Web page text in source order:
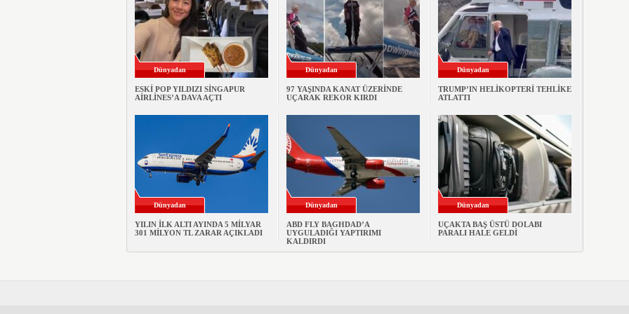
Dünyadan
ESKİ POP YILDIZI SİNGAPUR
AİRLİNES’A DAVA AÇTI
Dünyadan
97 YAŞINDA KANAT ÜZERİNDE
UÇARAK REKOR KIRDI
Dünyadan
TRUMP’IN HELİKOPTERİ TEHLİKE
ATLATTI
Dünyadan
YILIN İLK ALTI AYINDA 5 MİLYAR
301 MİLYON TL ZARAR AÇIKLADI
Dünyadan
ABD FLY BAGHDAD’A
UYGULADIĞI YAPTIRIMI
KALDIRDI
Dünyadan
UÇAKTA BAŞ ÜSTÜ DOLABI
PARALI HALE GELDİ